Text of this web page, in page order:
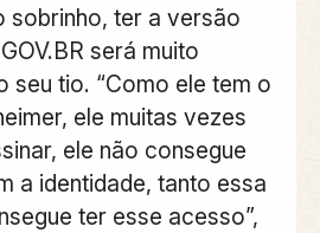
sobrinho, ter a versão
será muito
seu tio. “Como ele tem o
ele muitas vezes
ele não consegue
a identidade, tanto essa
ter esse acesso”,